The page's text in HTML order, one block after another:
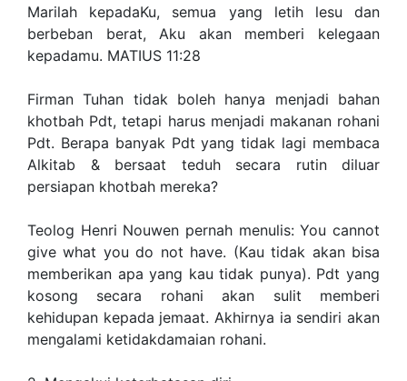
Marilah kepadaKu, semua yang letih lesu dan
berbeban berat, Aku akan memberi kelegaan
kepadamu. MATIUS 11:28
Firman Tuhan tidak boleh hanya menjadi bahan
khotbah Pdt, tetapi harus menjadi makanan rohani
Pdt. Berapa banyak Pdt yang tidak lagi membaca
Alkitab & bersaat teduh secara rutin diluar
persiapan khotbah mereka?
Teolog Henri Nouwen pernah menulis: You cannot
give what you do not have. (Kau tidak akan bisa
memberikan apa yang kau tidak punya). Pdt yang
kosong secara rohani akan sulit memberi
kehidupan kepada jemaat. Akhirnya ia sendiri akan
mengalami ketidakdamaian rohani.